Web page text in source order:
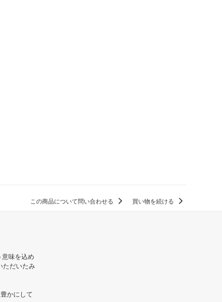
この商品について問い合わせる 買い物を続ける
味を込め
ただいたみ
かにして